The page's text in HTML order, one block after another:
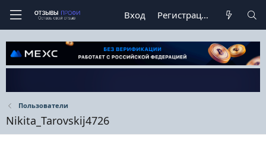
Вход Регистрация
Пользователи
Nikita_Tarovskij4726